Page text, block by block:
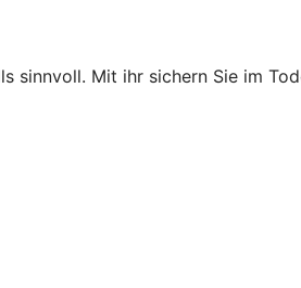
sinnvoll. Mit ihr sichern Sie im